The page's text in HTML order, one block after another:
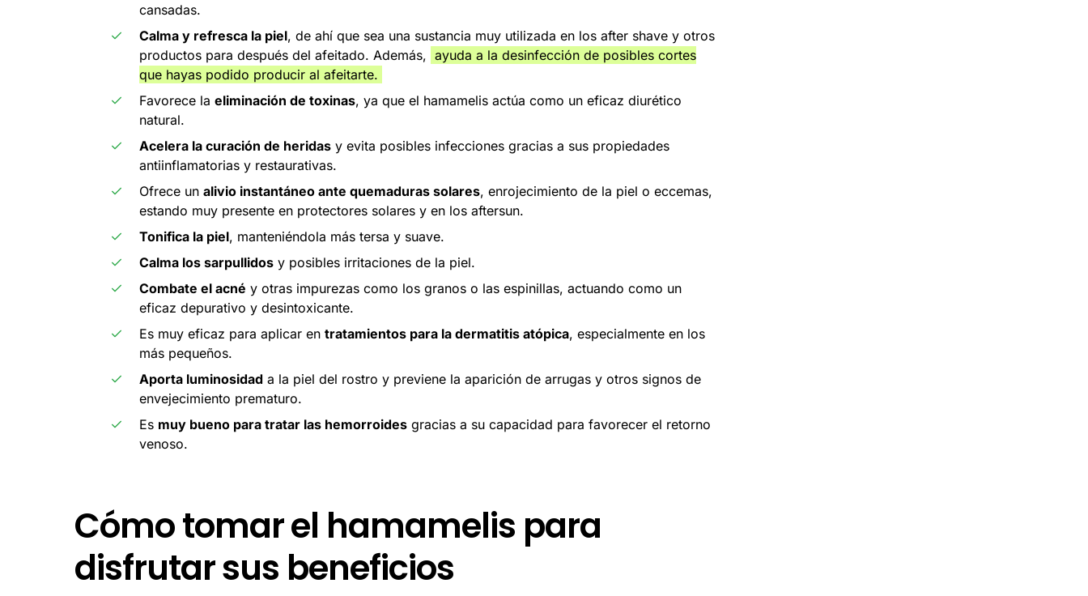
cansadas.
Calma y refresca la piel, de ahí que sea una sustancia muy utilizada en los after shave y otros
productos para después del afeitado. Además, ayuda a la desinfección de posibles cortes
que hayas podido producir al afeitarte.
Favorece la eliminación de toxinas, ya que el hamamelis actúa como un eficaz diurético
natural.
Acelera la curación de heridas y evita posibles infecciones gracias a sus propiedades
antiinflamatorias y restaurativas.
Ofrece un alivio instantáneo ante quemaduras solares, enrojecimiento de la piel o eccemas,
estando muy presente en protectores solares y en los aftersun.
Tonifica la piel, manteniéndola más tersa y suave.
Calma los sarpullidos y posibles irritaciones de la piel.
Combate el acné y otras impurezas como los granos o las espinillas, actuando como un
eficaz depurativo y desintoxicante.
Es muy eficaz para aplicar en tratamientos para la dermatitis atópica, especialmente en los
más pequeños.
Aporta luminosidad a la piel del rostro y previene la aparición de arrugas y otros signos de
envejecimiento prematuro.
Es muy bueno para tratar las hemorroides gracias a su capacidad para favorecer el retorno
venoso.
Cómo tomar el hamamelis para
disfrutar sus beneficios